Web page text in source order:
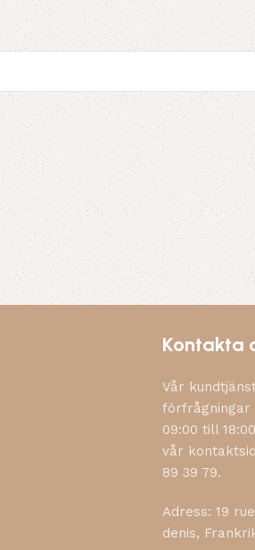
Kontakta
Vår
förfrågningar
09:00 till
vår
89 39 79.
Adress: 19
denis,